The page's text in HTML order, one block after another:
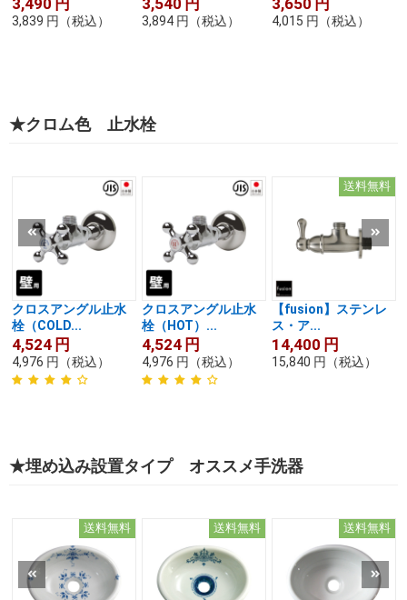
3,490 円
3,839 円 （税込）
3,540 円
3,894 円 （税込）
3,650 円
4,015 円 （税込）
★クロム色 止水栓
クロスアングル止水
栓（COLD...
4,524 円
4,976 円 （税込）
クロスアングル止水
栓（HOT）...
4,524 円
4,976 円 （税込）
送料無料
【fusion】ステンレ
ス・ア...
14,400 円
15,840 円 （税込）
★埋め込み設置タイプ オススメ手洗器
送料無料 送料無料 送料無料